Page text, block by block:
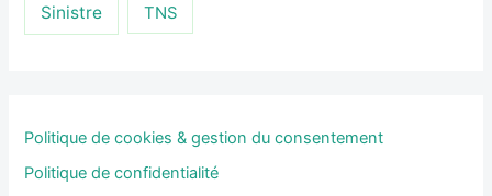
Sinistre TNS
Politique de cookies & gestion du consentement
Politique de confidentialité